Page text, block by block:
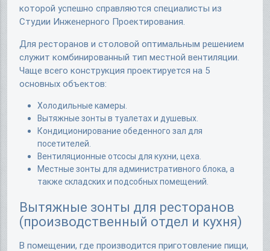
которой успешно справляются специалисты из
Студии Инженерного Проектирования.
Для ресторанов и столовой оптимальным решением
служит комбинированный тип местной вентиляции.
Чаще всего конструкция проектируется на 5
основных объектов:
Холодильные камеры.
Вытяжные зонты в туалетах и душевых.
Кондиционирование обеденного зал для
посетителей.
Вентиляционные отсосы для кухни, цеха.
Местные зонты для административного блока, а
также складских и подсобных помещений.
Вытяжные зонты для ресторанов
(производственный отдел и кухня)
В помещении, где производится приготовление пищи,